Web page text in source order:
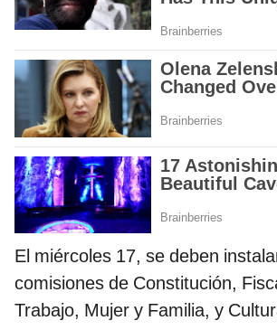
El miércoles 17, se deben
comisiones de Constitución,
Trabajo, Mujer y Familia, y